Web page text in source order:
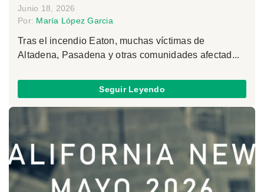
Junio 18, 2026
Por: María López Garcia
Tras el incendio Eaton, muchas víctimas de
Altadena, Pasadena y otras comunidades afectad...
Seguir Leyendo